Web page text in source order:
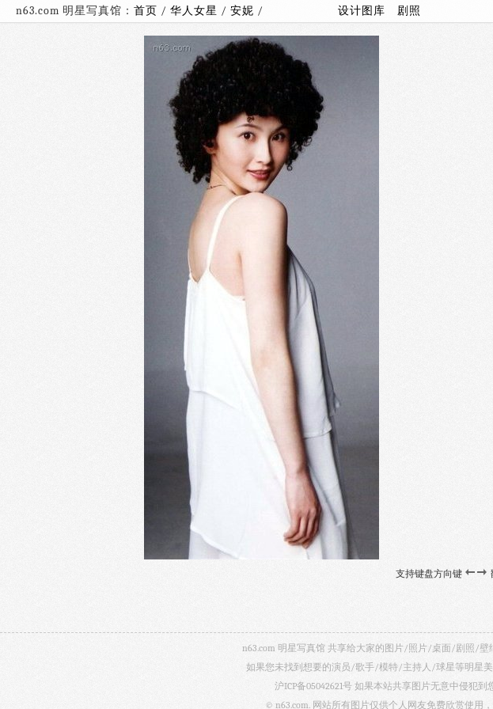
n63.com 明星写真馆： 首页 / 华人女星 / 安妮 / 设计图库 剧照
支持键盘方向键
n63.com 明星写真馆 共享给大家的图片/照片/桌面/剧照/
如果您未找到想要的演员/歌手/模特/主持人/球星等明星
沪ICP备05042621号 如果本站共享图片无意中侵犯到
© n63.com. 网站所有图片仅供个人网友免费欣赏使用